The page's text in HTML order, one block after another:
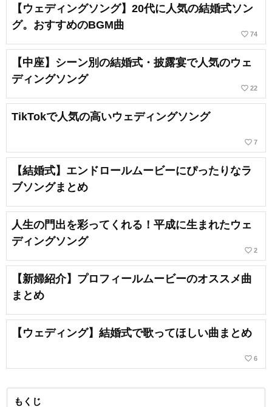
【ウェディングソング】20代に人気の結婚式ソン
グ。おすすめのBGM曲
favorite_border 74
【中座】シーン別の結婚式・披露宴で人気のウェ
ディングソング
favorite_border 22
TikTokで人気の高いウェディングソング
favorite_border 7
【結婚式】エンドロールムービーにぴったりなラ
ブソングまとめ
人生の門出を彩ってくれる！平成に生まれたウェ
ディングソング
favorite_border 2
【新婦紹介】プロフィールムービーのオススメ曲
まとめ
【ウェディング】結婚式で歌ってほしい曲まとめ
favorite_border 6
もくじ